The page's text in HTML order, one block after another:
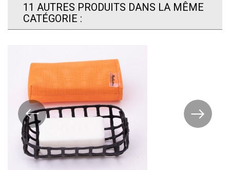
11 AUTRES PRODUITS DANS LA MÊME
CATÉGORIE :